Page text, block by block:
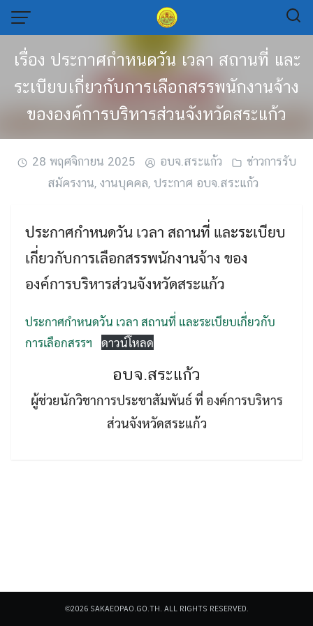
Skip
content
Search
เรื่อง ประกาศกำหนดวัน เวลา สถานที่ และ
ระเบียบเกี่ยวกับการเลือกสรรพนักงานจ้าง
ขององค์การบริหารส่วนจังหวัดสระแก้ว
28 พฤศจิกายน 2025 อบจ.สระแก้ว
ข่าวการรับ
สมัครงาน, งานบุคคล, ประกาศ อบจ.สระแก้ว
ประกาศกำหนดวัน เวลา สถานที่ และระเบียบ
เกี่ยวกับการเลือกสรรพนักงานจ้าง ของ
องค์การบริหารส่วนจังหวัดสระแก้ว
ประกาศกำหนดวัน เวลา สถานที่ และระเบียบเกี่ยวกับ
การเลือกสรรฯ
ดาวน์โหลด
อบจ.สระแก้ว
ผู้ช่วยนักวิชาการประชาสัมพันธ์ ที่ องค์การบริหาร
ส่วนจังหวัดสระแก้ว
©2026 SAKAEOPAO.GO.TH. ALL RIGHTS RESERVED.